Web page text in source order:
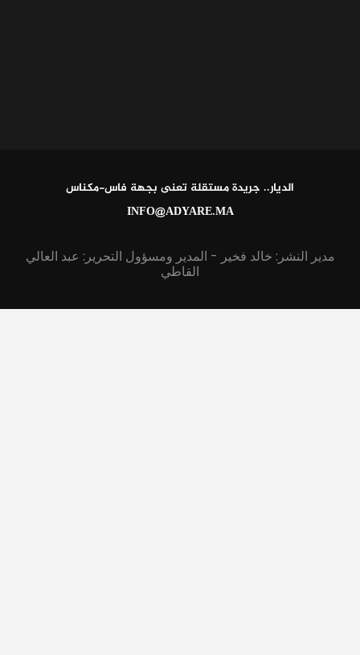
الديار.. جريدة مستقلة تعنى بجهة فاس-مكناس
INFO@ADYARE.MA
مدير النشر: خالد فخير - المدير ومسؤول التحرير: عبد العالي
القاطي